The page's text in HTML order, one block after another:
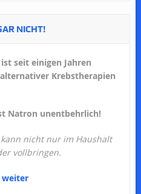
NICHT!
seit einigen Jahren
Krebstherapien
Natron unentbehrlich!
nicht nur im Haushalt
vollbringen.
weiter